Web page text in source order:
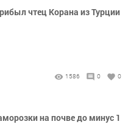
чтец Корана из Турции
1586 0 0
на почве до минус 1